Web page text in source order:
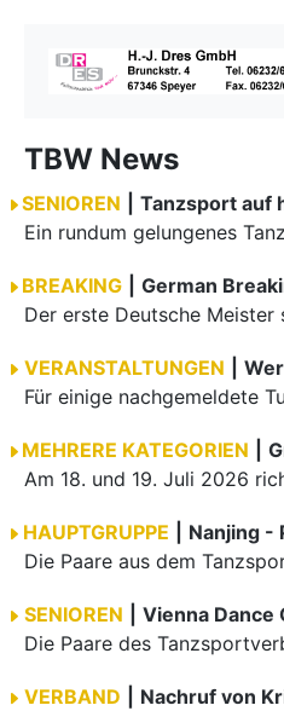
TBW News
SENIOREN
BREAKING
VERANSTALTUNGEN
MEHRERE KATEGORIEN
HAUPTGRUPPE
SENIOREN
Vienna Dance
VERBAND
Nachruf von